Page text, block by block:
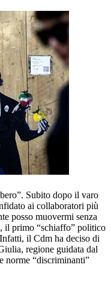
Subito dopo il varo
ai collaboratori più
posso muovermi senza
il primo “schiaffo” politico
il Cdm ha deciso di
regione guidata dal
norme “discriminanti”